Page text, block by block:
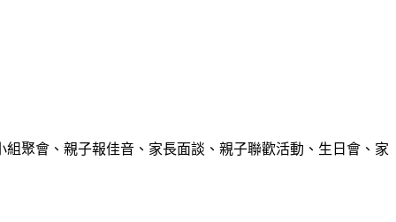
聚會、親子報佳音、家長面談、親子聯歡活動、生日會、家